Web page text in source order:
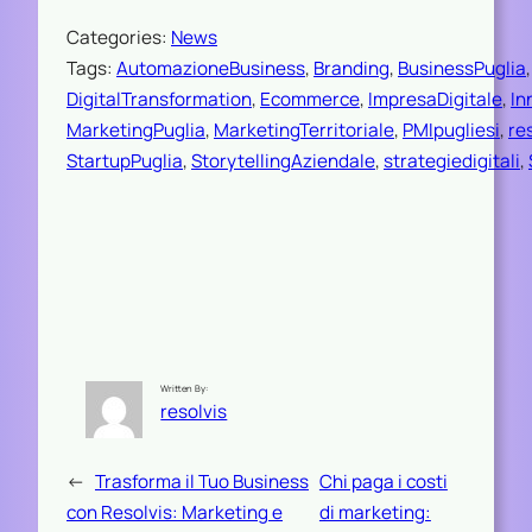
Categories: News
Tags: AutomazioneBusiness, Branding, BusinessPuglia
DigitalTransformation, Ecommerce, ImpresaDigitale,
MarketingPuglia, MarketingTerritoriale, PMIpugliesi,
StartupPuglia, StorytellingAziendale, strategiedigitali,
Written By:
resolvis
← Trasforma il Tuo Business
con Resolvis: Marketing e
Chi paga i costi
di marketing: